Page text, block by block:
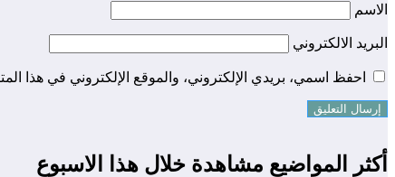
الاسم
البريد الالكتروني
احفظ اسمي، بريدي الإلكتروني، والموقع الإلكتروني في هذا
أكثر المواضيع مشاهدة خلال هذا الاسبوع